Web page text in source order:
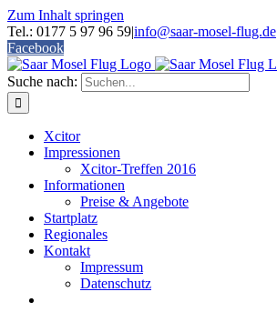
Zum Inhalt springen
Tel.: 0177 5 97 96 59|info@saar-mosel-flug.de
Facebook
Suche nach:
Xcitor
Impressionen
Xcitor-Treffen 2016
Informationen
Preise & Angebote
Startplatz
Regionales
Kontakt
Impressum
Datenschutz